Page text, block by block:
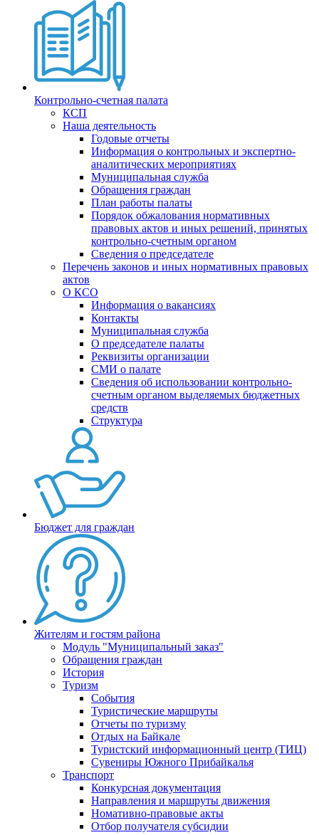
Контрольно-счетная палата
КСП
Наша деятельность
Годовые отчеты
Информация о контрольных и экспертно-
аналитических мероприятиях
Муниципальная служба
Обращения граждан
План работы палаты
Порядок обжалования нормативных
правовых актов и иных решений, принятых
контрольно-счетным органом
Сведения о председателе
Перечень законов и иных нормативных правовых
актов
О КСО
Информация о вакансиях
Контакты
Муниципальная служба
О председателе палаты
Реквизиты организации
СМИ о палате
Сведения об использовании контрольно-
счетным органом выделяемых бюджетных
средств
Структура
Бюджет для граждан
Жителям и гостям района
Модуль "Муниципальный заказ"
Обращения граждан
История
Туризм
События
Туристические маршруты
Отчеты по туризму
Отдых на Байкале
Туристский информационный центр (ТИЦ)
Сувениры Южного Прибайкалья
Транспорт
Конкурсная документация
Направления и маршруты движения
Номативно-правовые акты
Отбор получателя субсидии